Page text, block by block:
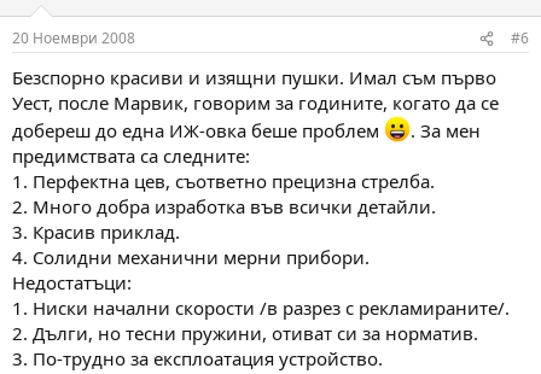
s
20 Ноември 2008 #6
Безспорно красиви и изящни пушки. Имал съм първо
Уест, после Марвик, говорим за годините, когато да се
добереш до една ИЖ-овка беше проблем
. За мен
предимствата са следните:
1. Перфектна цев, съответно прецизна стрелба.
2. Много добра изработка във всички детайли.
3. Красив приклад.
4. Солидни механични мерни прибори.
Недостатъци:
1. Ниски начални скорости /в разрез с рекламираните/.
2. Дълги, но тесни пружини, отиват си за норматив.
3. По-трудно за експлоатация устройство.